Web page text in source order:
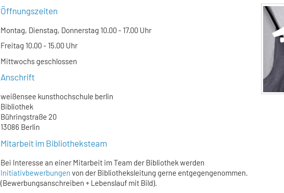
Öffnungszeiten
Montag, Dienstag, Donnerstag 10.00 - 17.00 Uhr
Freitag 10.00 - 15.00 Uhr
Mittwochs geschlossen
Anschrift
weißensee kunsthochschule berlin
Bibliothek
Bühringstraße 20
13086 Berlin
Mitarbeit im Bibliotheksteam
Bei Interesse an einer Mitarbeit im Team der Bibliothek werden
Initiativbewerbungen von der Bibliotheksleitung gerne entgegengenommen.
(Bewerbungsanschreiben + Lebenslauf mit Bild).